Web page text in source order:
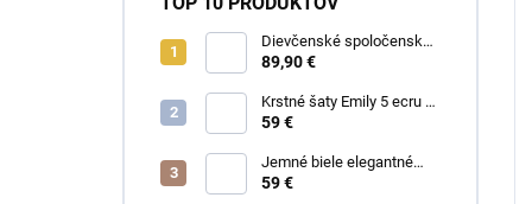
Dievčenské spoločenské
šaty Garden
89,90 €
Krstné šaty Emily 5 ecru s
čipkou
59 €
Jemné biele elegantné
šaty Ariel
59 €